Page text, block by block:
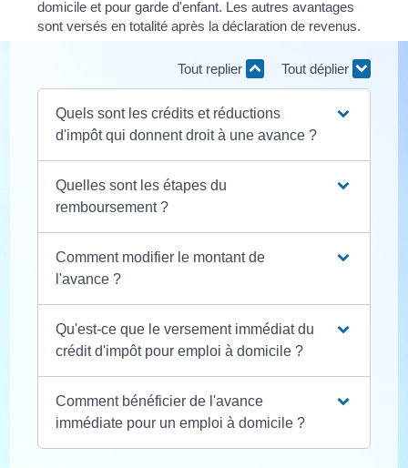
domicile et pour garde d'enfant. Les autres avantages
sont versés en totalité après la déclaration de revenus.
Tout replier Tout déplier
Quels sont les crédits et réductions
d'impôt qui donnent droit à une avance ?
Quelles sont les étapes du
remboursement ?
Comment modifier le montant de
l'avance ?
Qu'est-ce que le versement immédiat du
crédit d'impôt pour emploi à domicile ?
Comment bénéficier de l'avance
immédiate pour un emploi à domicile ?